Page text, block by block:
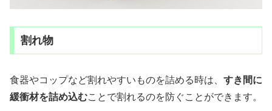
割れ物
食器やコップなど割れやすいものを詰める時は、 すき間に
緩衝材を詰め込むことで割れるのを防ぐことができます。